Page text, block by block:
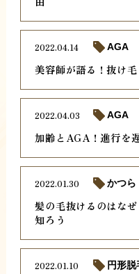
美容師が語る！抜け
2022.04.14 AGA
加齢とAGA！進行を
2022.04.03 AGA
髪の毛抜けるのはな
知ろう
2022.01.30 かつら
2022.01.10 円形